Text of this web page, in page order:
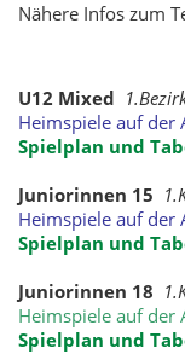
Nähere Infos zum
U12 Mixed
Heimspiele auf der
Spielplan und
Juniorinnen 15
Heimspiele auf der
Spielplan und
Juniorinnen 18
Heimspiele auf der
Spielplan und